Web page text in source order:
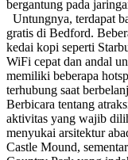
bergantung pada
Untungnya, terdapat
gratis di Bedford.
kedai kopi seperti
WiFi cepat dan andal
memiliki beberapa
terhubung saat
Berbicara tentang
aktivitas yang wajib
menyukai arsitektur
Castle Mound,